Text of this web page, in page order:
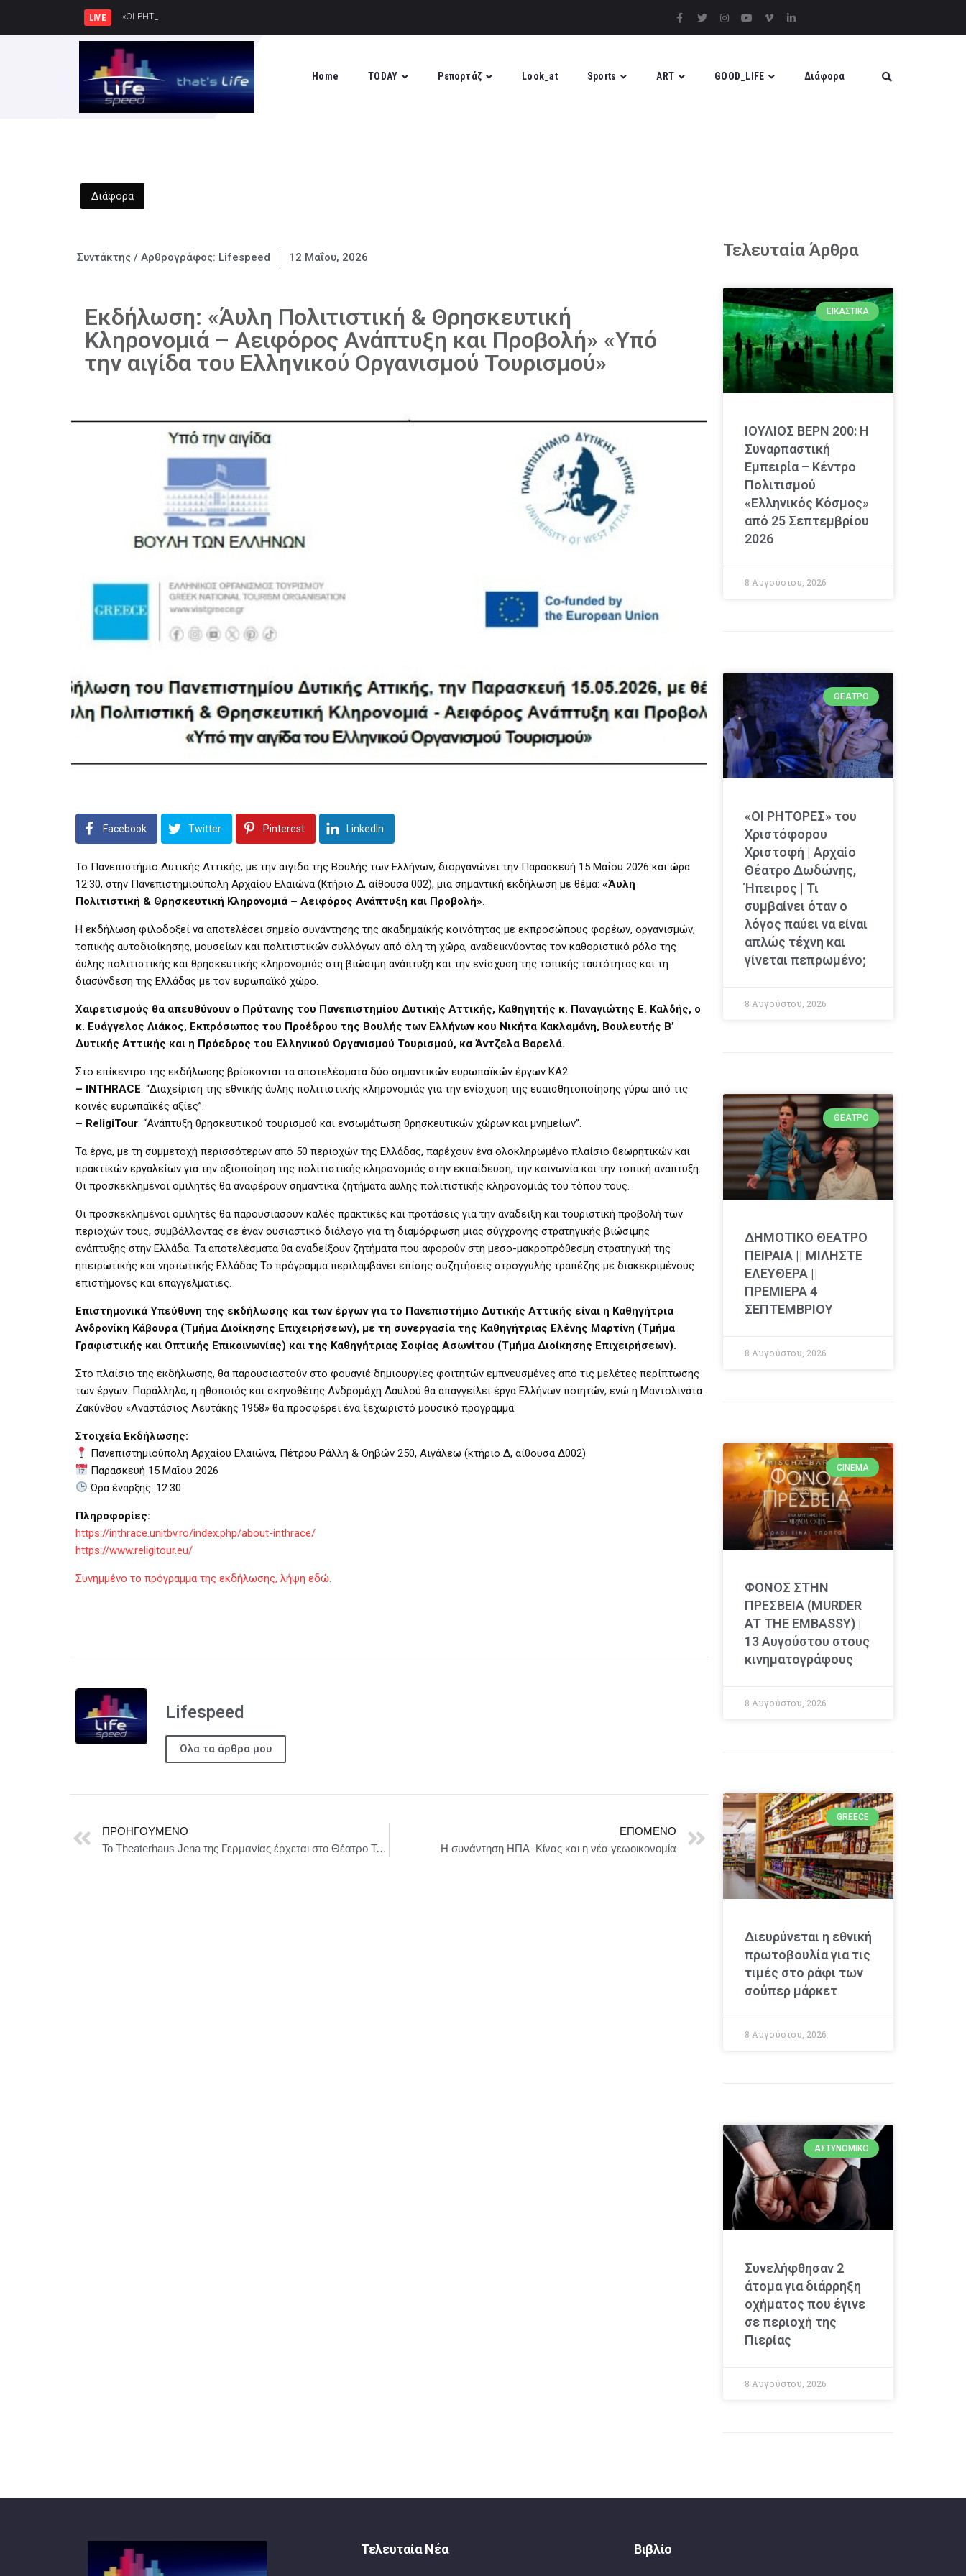
LIVE «ΟΙ ΡΗΤΟΡΕΣ» του Χριστόφορου Χρι
Home TODAY Ρεπορτάζ Look_at Sports ART GOOD_LIFE Διάφορα
Διάφορα
Συντάκτης / Αρθρογράφος: Lifespeed 12 Μαΐου, 2026
Εκδήλωση: «Άυλη Πολιτιστική & Θρησκευτική
Κληρονομιά – Αειφόρος Ανάπτυξη και Προβολή» «Υπό
την αιγίδα του Ελληνικού Οργανισμού Τουρισμού»
Facebook Twitter Pinterest LinkedIn
Το Πανεπιστήμιο Δυτικής Αττικής, με την αιγίδα της Βουλής των Ελλήνων, διοργανώνει την Παρασκευή 15 Μαΐου 2026 και ώρα
12:30, στην Πανεπιστημιούπολη Αρχαίου Ελαιώνα (Κτήριο Δ, αίθουσα 002), μια σημαντική εκδήλωση με θέμα: «Άυλη
Πολιτιστική & Θρησκευτική Κληρονομιά – Αειφόρος Ανάπτυξη και Προβολή».
Η εκδήλωση φιλοδοξεί να αποτελέσει σημείο συνάντησης της ακαδημαϊκής κοινότητας με εκπροσώπους φορέων, οργανισμών,
τοπικής αυτοδιοίκησης, μουσείων και πολιτιστικών συλλόγων από όλη τη χώρα, αναδεικνύοντας τον καθοριστικό ρόλο της
άυλης πολιτιστικής και θρησκευτικής κληρονομιάς στη βιώσιμη ανάπτυξη και την ενίσχυση της τοπικής ταυτότητας και τη
διασύνδεση της Ελλάδας με τον ευρωπαϊκό χώρο.
Χαιρετισμούς θα απευθύνουν ο Πρύτανης του Πανεπιστημίου Δυτικής Αττικής, Καθηγητής κ. Παναγιώτης Ε. Καλδής, ο
κ. Ευάγγελος Λιάκος, Εκπρόσωπος του Προέδρου της Βουλής των Ελλήνων κου Νικήτα Κακλαμάνη, Βουλευτής Β’
Δυτικής Αττικής και η Πρόεδρος του Ελληνικού Οργανισμού Τουρισμού, κα Άντζελα Βαρελά.
Στο επίκεντρο της εκδήλωσης βρίσκονται τα αποτελέσματα δύο σημαντικών ευρωπαϊκών έργων ΚΑ2:
– INTHRACE: “Διαχείριση της εθνικής άυλης πολιτιστικής κληρονομιάς για την ενίσχυση της ευαισθητοποίησης γύρω από τις
κοινές ευρωπαϊκές αξίες”.
– ReligiTour: “Ανάπτυξη θρησκευτικού τουρισμού και ενσωμάτωση θρησκευτικών χώρων και μνημείων”.
Τα έργα, με τη συμμετοχή περισσότερων από 50 περιοχών της Ελλάδας, παρέχουν ένα ολοκληρωμένο πλαίσιο θεωρητικών και
πρακτικών εργαλείων για την αξιοποίηση της πολιτιστικής κληρονομιάς στην εκπαίδευση, την κοινωνία και την τοπική ανάπτυξη.
Οι προσκεκλημένοι ομιλητές θα αναφέρουν σημαντικά ζητήματα άυλης πολιτιστικής κληρονομιάς του τόπου τους.
Οι προσκεκλημένοι ομιλητές θα παρουσιάσουν καλές πρακτικές και προτάσεις για την ανάδειξη και τουριστική προβολή των
περιοχών τους, συμβάλλοντας σε έναν ουσιαστικό διάλογο για τη διαμόρφωση μιας σύγχρονης στρατηγικής βιώσιμης
ανάπτυξης στην Ελλάδα. Τα αποτελέσματα θα αναδείξουν ζητήματα που αφορούν στη μεσο-μακροπρόθεσμη στρατηγική της
ηπειρωτικής και νησιωτικής Ελλάδας Το πρόγραμμα περιλαμβάνει επίσης συζητήσεις στρογγυλής τραπέζης με διακεκριμένους
επιστήμονες και επαγγελματίες.
Επιστημονικά Υπεύθυνη της εκδήλωσης και των έργων για το Πανεπιστήμιο Δυτικής Αττικής είναι η Καθηγήτρια
Ανδρονίκη Κάβουρα (Τμήμα Διοίκησης Επιχειρήσεων), με τη συνεργασία της Καθηγήτριας Ελένης Μαρτίνη (Τμήμα
Γραφιστικής και Οπτικής Επικοινωνίας) και της Καθηγήτριας Σοφίας Ασωνίτου (Τμήμα Διοίκησης Επιχειρήσεων).
Στο πλαίσιο της εκδήλωσης, θα παρουσιαστούν στο φουαγιέ δημιουργίες φοιτητών εμπνευσμένες από τις μελέτες περίπτωσης
των έργων. Παράλληλα, η ηθοποιός και σκηνοθέτης Ανδρομάχη Δαυλού θα απαγγείλει έργα Ελλήνων ποιητών, ενώ η Μαντολινάτα
Ζακύνθου «Αναστάσιος Λευτάκης 1958» θα προσφέρει ένα ξεχωριστό μουσικό πρόγραμμα.
Στοιχεία Εκδήλωσης:
Πανεπιστημιούπολη Αρχαίου Ελαιώνα, Πέτρου Ράλλη & Θηβών 250, Αιγάλεω (κτήριο Δ, αίθουσα Δ002)
Παρασκευή 15 Μαΐου 2026
Ώρα έναρξης: 12:30
Πληροφορίες:
https://inthrace.unitbv.ro/index.php/about-inthrace/
https://www.religitour.eu/
Συνημμένο το πρόγραμμα της εκδήλωσης, λήψη εδώ.
Lifespeed
Όλα τα άρθρα μου
ΠΡΟΗΓΟΎΜΕΝΟ
Το Theaterhaus Jena της Γερμανίας έρχεται στο Θέατρο Τέχνης Καρόλου Κουν
ΕΠΌΜΕΝΟ
Η συνάντηση ΗΠΑ–Κίνας και η νέα γεωοικονομία
Τελευταία Άρθρα
ΕΙΚΑΣΤΙΚΆ
ΙΟΥΛΙΟΣ ΒΕΡΝ 200: Η
Συναρπαστική
Εμπειρία – Κέντρο
Πολιτισμού
«Ελληνικός Κόσμος»
από 25 Σεπτεμβρίου
2026
8 Αυγούστου, 2026
ΘΈΑΤΡΟ
«ΟΙ ΡΗΤΟΡΕΣ» του
Χριστόφορου
Χριστοφή | Αρχαίο
Θέατρο Δωδώνης,
Ήπειρος | Τι
συμβαίνει όταν ο
λόγος παύει να είναι
απλώς τέχνη και
γίνεται πεπρωμένο;
8 Αυγούστου, 2026
ΘΈΑΤΡΟ
ΔΗΜΟΤΙΚΟ ΘΕΑΤΡΟ
ΠΕΙΡΑΙΑ || ΜΙΛΗΣΤΕ
ΕΛΕΥΘΕΡΑ ||
ΠΡΕΜΙΕΡΑ 4
ΣΕΠΤΕΜΒΡΙΟΥ
8 Αυγούστου, 2026
CINEMA
ΦΟΝΟΣ ΣΤΗΝ
ΠΡΕΣΒΕΙΑ (MURDER
AT THE EMBASSY) |
13 Αυγούστου στους
κινηματογράφους
8 Αυγούστου, 2026
GREECE
Διευρύνεται η εθνική
πρωτοβουλία για τις
τιμές στο ράφι των
σούπερ μάρκετ
8 Αυγούστου, 2026
ΑΣΤΥΝΟΜΙΚΌ
Συνελήφθησαν 2
άτομα για διάρρηξη
οχήματος που έγινε
σε περιοχή της
Πιερίας
8 Αυγούστου, 2026
Τελευταία Νέα Βιβλίο